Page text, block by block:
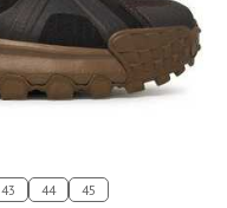
43 44 45